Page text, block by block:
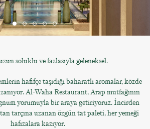
soluklu ve fazlasıyla geleneksel.
hafifçe taşıdığı baharatlı aromalar, közde
Al-Waha Restaurant, Arap mutfağının
yorumuyla bir araya getiriyoruz. İncirden
tarçına uzanan özgün tat paleti, her yemeği
hafızalara kazıyor.